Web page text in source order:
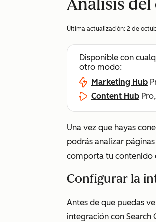
Análisis del
Última actualización: 2 de
Disponible con
otro modo:
Marketing Hub
Content Hub
Una vez que hayas
podrás analizar
comporta tu contenido
Configurar la
Antes de que puedas
integración con Search